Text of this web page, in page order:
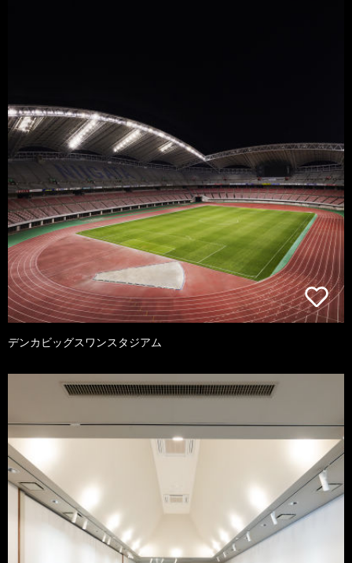
デンカビッグスワンスタジアム